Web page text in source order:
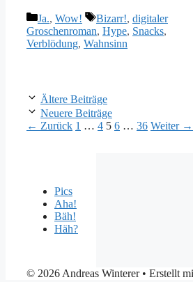
Kategorien
Ja., Wow! Schlagwörter
Bizarr!, digitaler
Groschenroman, Hype, Snacks,
Verblödung, Wahnsinn
Ältere Beiträge
Neuere Beiträge
← Zurück Seite
1 … Seite
4 Seite
5 Seite
6 … Seite
36 Weiter →
Pics
Aha!
Bäh!
Häh?
© 2026 Andreas Winterer• Erstellt